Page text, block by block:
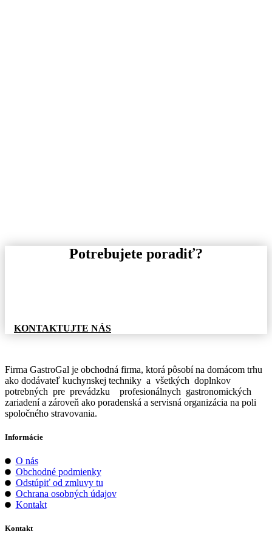
Potrebujete poradiť?
KONTAKTUJTE NÁS
Firma GastroGal je obchodná firma, ktorá pôsobí na domácom trhu
ako dodávateľ kuchynskej techniky a všetkých doplnkov
potrebných pre prevádzku profesionálnych gastronomických
zariadení a zároveň ako poradenská a servisná organizácia na poli
spoločného stravovania.
Informácie
O nás
Obchodné podmienky
Odstúpiť od zmluvy tu
Ochrana osobných údajov
Kontakt
Kontakt